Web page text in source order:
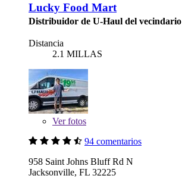
Lucky Food Mart
Distribuidor de U-Haul del vecindario
Distancia
2.1 MILLAS
Verfotos
94 comentarios
958 Saint Johns Bluff Rd N
Jacksonville, FL 32225